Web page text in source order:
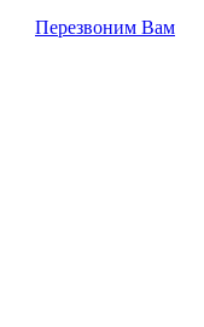
Перезвоним Вам